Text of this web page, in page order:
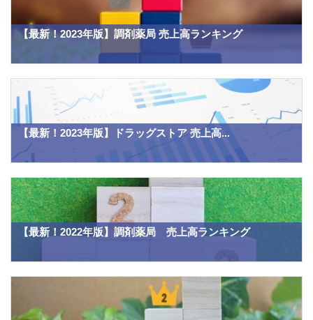
【最新！2023年版】調剤薬局 売上高ランキング
【最新！2023年版】ドラッグストア 売上高...
【最新！2022年版】調剤薬局 売上高ランキング